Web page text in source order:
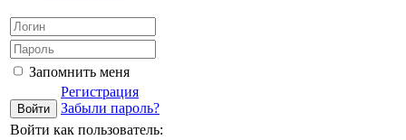
Запомнить меня
Регистрация
Забыли пароль?
Войти как пользователь: